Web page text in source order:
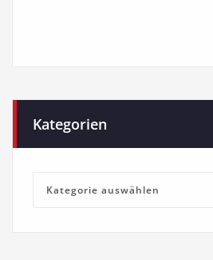
Kategorien
Kategorien